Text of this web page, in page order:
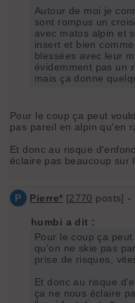
Autour de moi je
sont rompus un
avec matos alpin et
insert et bien
blessées avec leur
évidemment pas un
mais ça donne
Pour le coup ça peut
pas pareil en alpin qu'en
Et donc au risque
éclaire pas beaucoup sur
P Pierre* [2770 posts] -
humbi a dit :
Pour le coup ça
qu'on ne skie pas
prise de risques,
Et donc au risque
ça ne nous éclaire